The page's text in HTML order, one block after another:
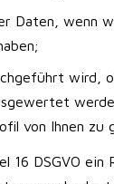
Daten, wenn
wird,
von Ihnen zu
16 DSGVO ein